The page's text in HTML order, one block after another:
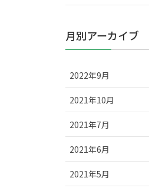
月別アーカイブ
2022年9月
2021年10月
2021年7月
2021年6月
2021年5月